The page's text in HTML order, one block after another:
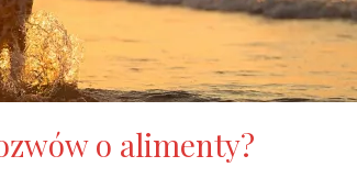
o alimenty?